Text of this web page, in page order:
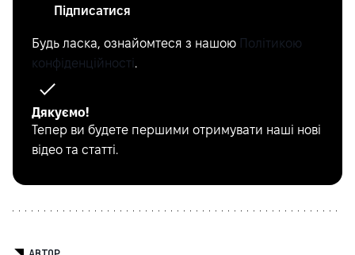
Підписатися
Будь ласка, ознайомтеся з нашою
Політикою
конфіденційності .
Дякуємо!
Тепер ви будете першими отримувати наші нові
відео та статті.